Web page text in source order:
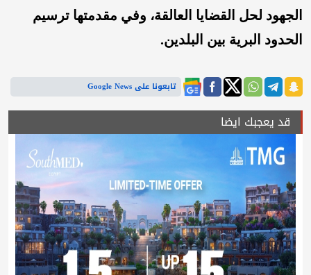
الجهود لحل القضايا العالقة، وفي مقدمتها ترسيم
الحدود البرية بين البلدين.
تابعونا على Google News
قد يعجبك ايضا